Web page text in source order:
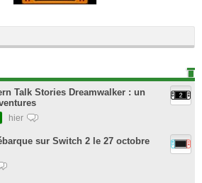
Talk Stories Dreamwalker : un
hier
sur Switch 2 le 27 octobre